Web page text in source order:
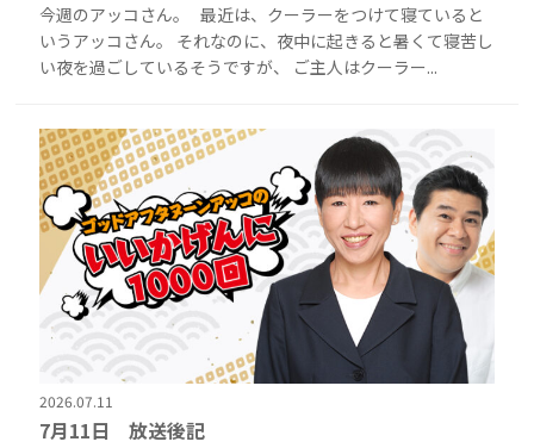
今週のアッコさん。 最近は、クーラーをつけて寝ていると
いうアッコさん。 それなのに、夜中に起きると暑くて寝苦し
い夜を過ごしているそうですが、 ご主人はクーラー...
2026.07.11
7月11日 放送後記